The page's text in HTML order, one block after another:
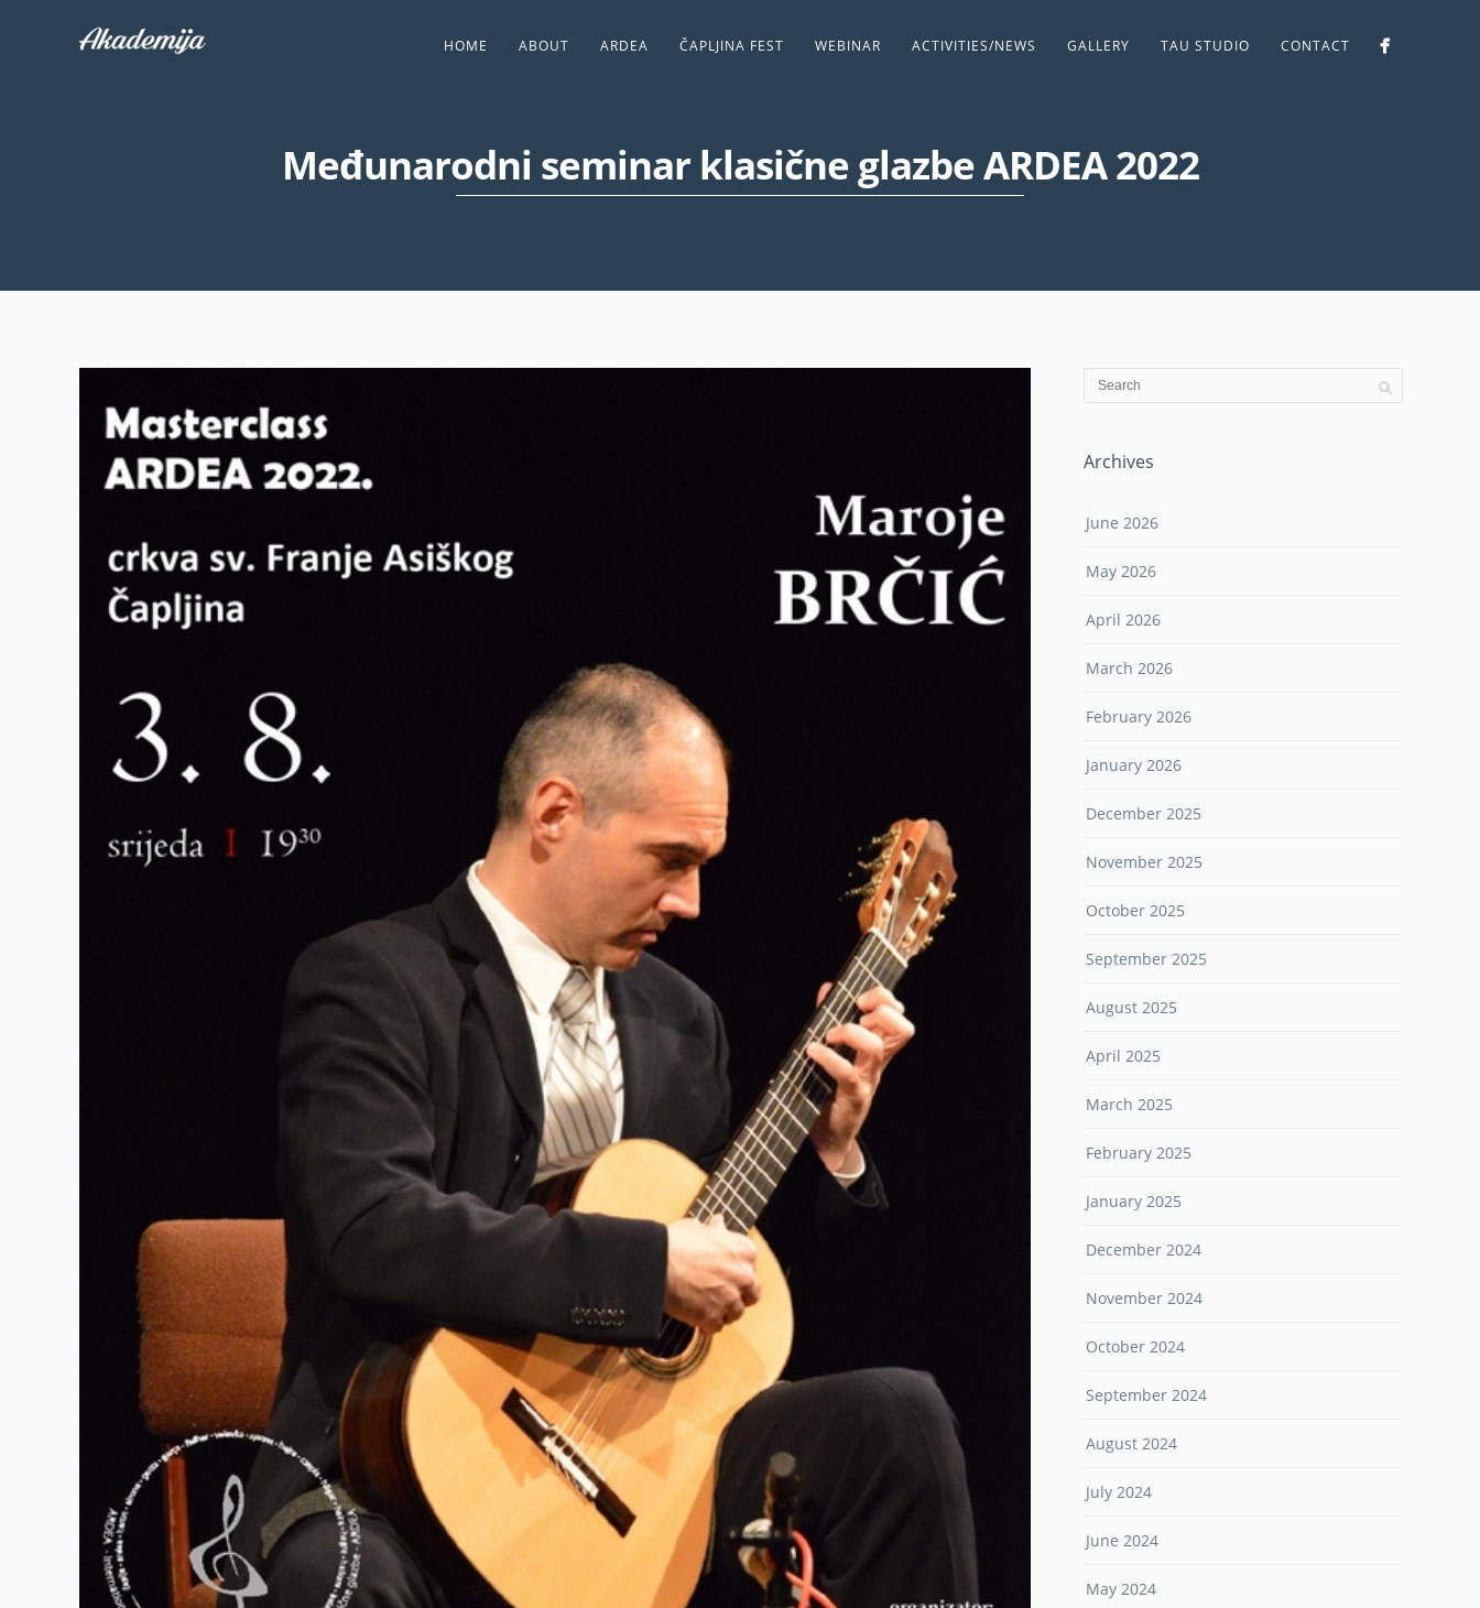
HOME ABOUT ARDEA ČAPLJINA FEST WEBINAR ACTIVITIES/NEWS GALLERY TAU STUDIO CONTACT
Međunarodni seminar klasične glazbe ARDEA 2022
Archives
June 2026
May 2026
April 2026
March 2026
February 2026
January 2026
December 2025
November 2025
October 2025
September 2025
August 2025
April 2025
March 2025
February 2025
January 2025
December 2024
November 2024
October 2024
September 2024
August 2024
July 2024
June 2024
May 2024